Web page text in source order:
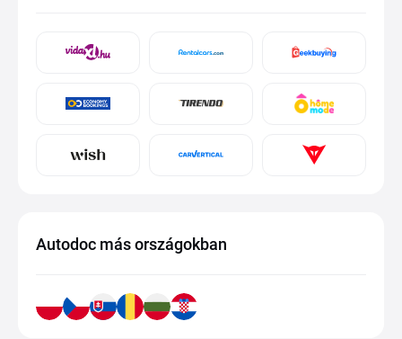
Autodoc más országokban